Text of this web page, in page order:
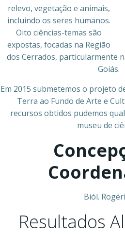
relevo, vegetação e animais,
incluindo os seres humanos.
Oito ciências-temas são
expostas, focadas na Região
dos Cerrados, particularmente
Goiás.
Em 2015 submetemos o projeto
Terra ao Fundo de Arte e
recursos obtidos pudemos
museu de
Biól.
Resultados